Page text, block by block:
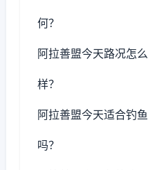
何？
阿拉善盟今天路况怎么
样？
阿拉善盟今天适合钓鱼
吗？